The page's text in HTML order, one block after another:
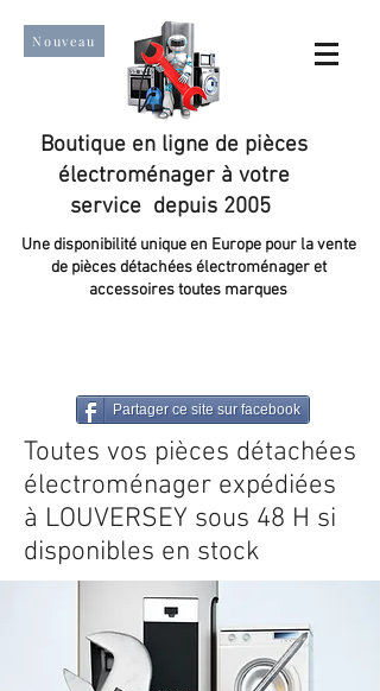
Nouveau
Boutique en ligne de pièces
électroménager à votre
service depuis 2005
Une disponibilité unique en Europe pour la vente
de pièces détachées électroménager et
accessoires toutes marques
Partager ce site sur facebook
Toutes vos pièces détachées
électroménager expédiées
à LOUVERSEY sous 48 H si
disponibles en stock